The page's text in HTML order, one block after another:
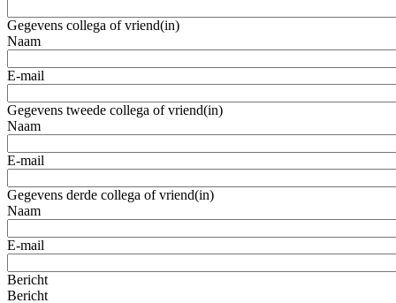
Gegevens collega of vriend(in)
Naam
E-mail
Gegevens tweede collega of vriend(in)
Naam
E-mail
Gegevens derde collega of vriend(in)
Naam
E-mail
Bericht
Bericht